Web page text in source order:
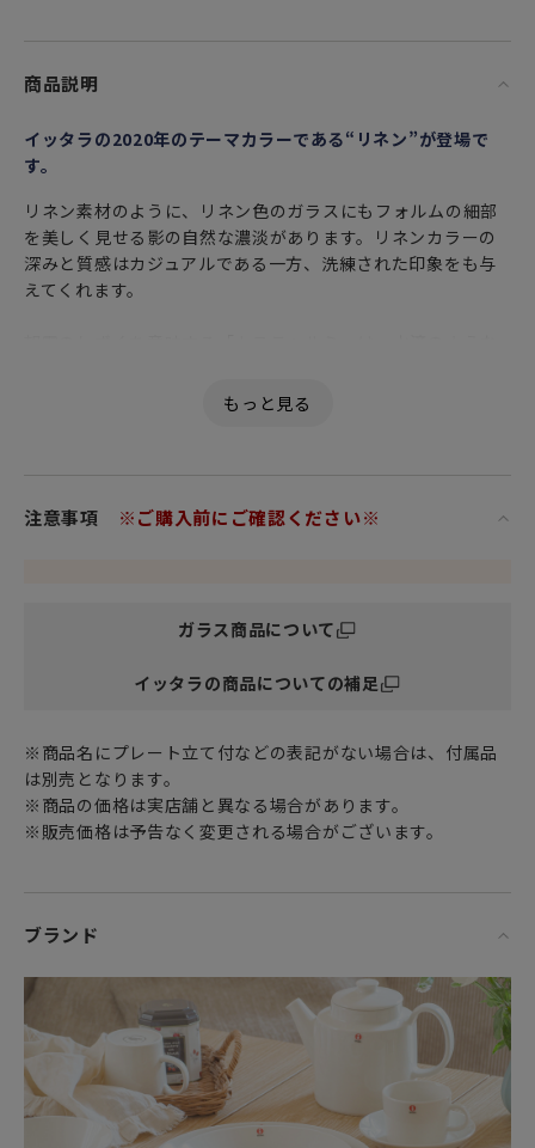
商品説明
イッタラの2020年のテーマカラーである“リネン”が登場で
す。
リネン素材のように、リネン色のガラスにもフォルムの細部
を美しく見せる影の自然な濃淡があります。リネンカラーの
深みと質感はカジュアルである一方、洗練された印象をも与
えてくれます。
コアなファンからは根強い人気を誇り、多くの人々を魅了し
こちらのジャーは、パッキン付のプラスチック製蓋がセット
どの小物入れとして使ってもGOOD。積み重ねてスタッキン
ちょっとしたものをこちらに入れ替えるだけで、インテリア
か。
※食器洗い乾燥機の使用OKです。
※3個所にプレス成形の際にできた縦ラインが見られます。
注意事項 ※ご購入前にご確認ください※
ガラス商品について
イッタラの商品についての補足
※商品名にプレート立て付などの表記がない場合は、付属品
は別売となります。
※商品の価格は実店舗と異なる場合があります。
※販売価格は予告なく変更される場合がございます。
ブランド